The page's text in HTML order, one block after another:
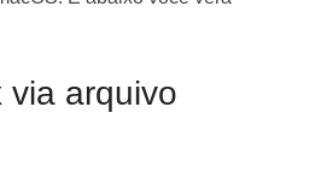
via arquivo